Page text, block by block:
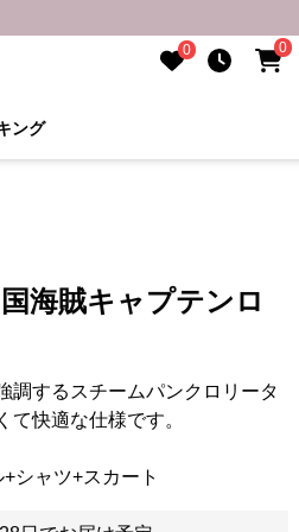
0 0
ング
海賊キャプテンロ
調するスチームパンクロリータ
て快適な仕様です。
シャツ+スカート